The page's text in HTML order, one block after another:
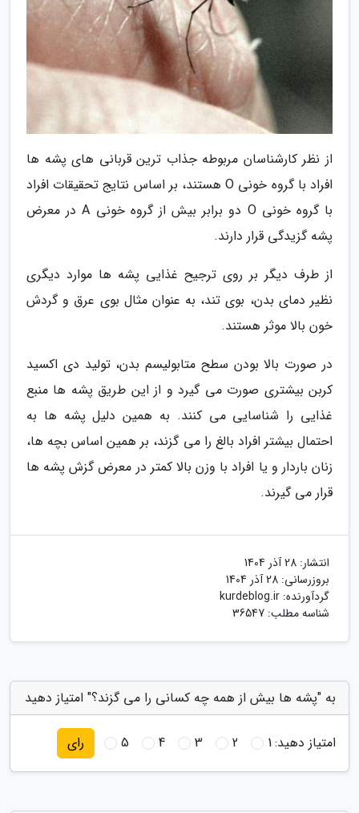
از نظر کارشناسان مربوطه جذاب ترین قربانی های پشه ها
افراد با گروه خونی O هستند، بر اساس نتایج تحقیقات افراد
با گروه خونی O دو برابر بیش از گروه خونی A در معرض
پشه گزیدگی قرار دارند.
از طرف دیگر بر روی ترجیح غذایی پشه ها موارد دیگری
نظیر دمای بدن، بوی تند، به عنوان مثال بوی عرق و گردش
خون بالا موثر هستند.
در صورت بالا بودن سطح متابولیسم بدن، تولید دی اکسید
کربن بیشتری صورت می گیرد و از این طریق پشه ها منبع
غذایی را شناسایی می کنند. به همین دلیل پشه ها به
احتمال بیشتر افراد بالغ را می گزند، بر همین اساس بچه ها،
زنان باردار و یا افراد با وزن بالا کمتر در معرض گزش پشه ها
قرار می گیرند.
انتشار: 28 آذر 1404
بروزرسانی: 28 آذر 1404
گردآورنده: kurdeblog.ir
شناسه مطلب: 36547
به "پشه ها بیش از همه چه کسانی را می گزند؟" امتیاز دهید
امتیاز دهید:1
2
3
4
5 رای